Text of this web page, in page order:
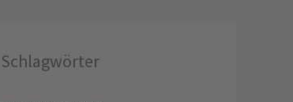
Schlagwörter